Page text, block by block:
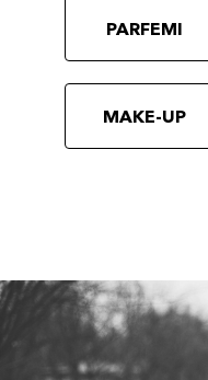
PARFEMI
MAKE-UP